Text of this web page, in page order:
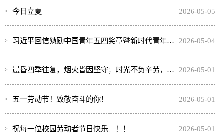
今日立夏 2026-05-05
习近平回信勉励中国青年五四奖章暨新时代青年先锋奖获奖者代表 2026-05-04
晨昏四季往复，烟火皆因坚守；时光不负辛劳，平凡亦有荣光！五一劳动节，致敬奋斗的你！ 2026-05-01
五一劳动节！致敬奋斗的你！ 2026-05-01
祝每一位校园劳动者节日快乐！！！ 2026-05-01